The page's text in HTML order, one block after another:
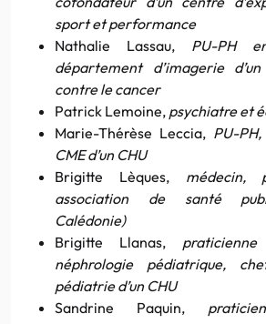
sport et performance
Nathalie Lassau, PU-PH
département d’imagerie
contre le cancer
Patrick Lemoine, psychiatre et
Marie-Thérèse Leccia, PU-
CME d’un CHU
Brigitte Lèques, médecin,
association de santé
Calédonie)
Brigitte Llanas,
néphrologie pédiatrique,
pédiatrie d’un CHU
Sandrine Paquin,